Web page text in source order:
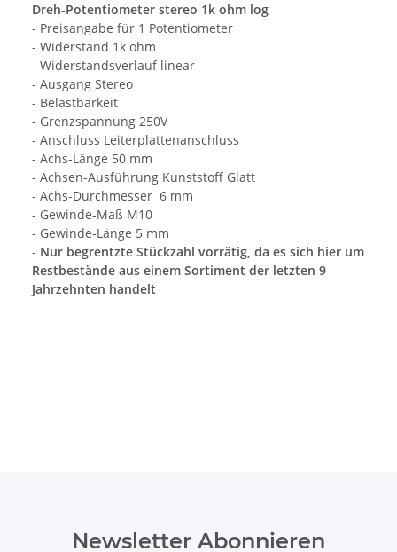
Dreh-Potentiometer stereo 1k ohm log
- Preisangabe für 1 Potentiometer
- Widerstand 1k ohm
- Widerstandsverlauf linear
- Ausgang Stereo
- Belastbarkeit
- Grenzspannung 250V
- Anschluss Leiterplattenanschluss
- Achs-Länge 50 mm
- Achsen-Ausführung Kunststoff Glatt
- Achs-Durchmesser 6 mm
- Gewinde-Maß M10
- Gewinde-Länge 5 mm
- Nur begrentzte Stückzahl vorrätig, da es sich hier um
Restbestände aus einem Sortiment der letzten 9
Jahrzehnten handelt
Newsletter Abonnieren